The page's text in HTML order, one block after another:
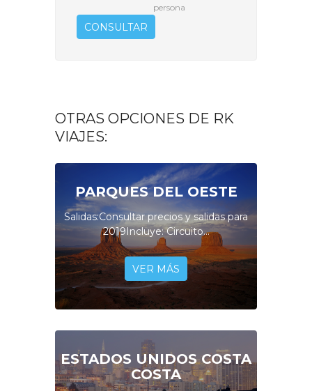
persona
CONSULTAR
OTRAS OPCIONES DE RK
VIAJES:
PARQUES DEL OESTE
Salidas:Consultar precios y salidas para
2019Incluye: Circuito...
VER MÁS
ESTADOS UNIDOS COSTA
COSTA